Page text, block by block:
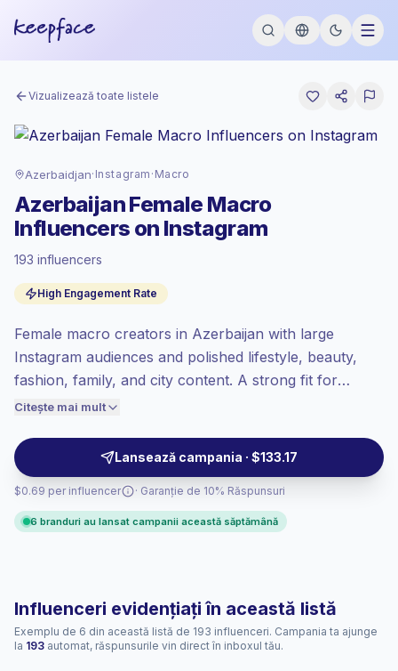
Vizualizează toate listele
Azerbaidjan· Instagram · Macro
Azerbaijan Female Macro
Influencers on Instagram
193 influencers
High Engagement Rate
Female macro creators in Azerbaijan with large
Instagram audiences and polished lifestyle, beauty,
fashion, family, and city content. A strong fit for
brands seeking broad local reach, aspirational visuals,
verified engagement.
Citește mai mult
Lansează campania · $133.17
$0.69 per influencer
prețuiește la rata piață premium setată de
Reach macro (100K-1M), audiențele mai
mari = mai mult valoare per contact.
Engagement sănătos(3.6% ER mediu),
bine, deci prețuim în consecință.
· Garanție de 10% Răspunsuri
6 branduri au lansat campanii această săptămână
Influenceri evidențiați în această listă
Exemplu de 6 din această listă de 193 influenceri. Campania ta ajunge
la 193 automat, răspunsurile vin direct în inboxul tău.